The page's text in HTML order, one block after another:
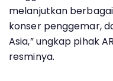
melanjutkan
konser penggemar,
Asia,” ungkap pihak
resminya.